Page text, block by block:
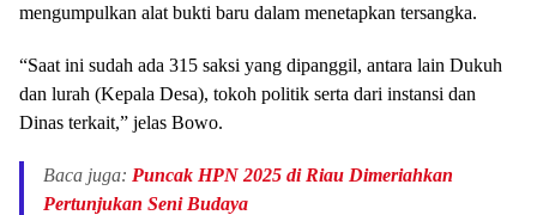
mengumpulkan alat bukti baru dalam menetapkan tersangka.
“Saat ini sudah ada 315 saksi yang dipanggil, antara lain Dukuh
dan lurah (Kepala Desa), tokoh politik serta dari instansi dan
Dinas terkait,” jelas Bowo.
Baca juga: Puncak HPN 2025 di Riau Dimeriahkan
Pertunjukan Seni Budaya